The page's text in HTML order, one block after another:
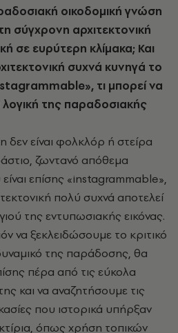
σύγχρονη αρχιτεκτονική
σε ευρύτερη κλίμακα; Και
συχνά κυνηγά το
τι μπορεί να
λογική της παραδοσιακής
είναι φολκλόρ ή στείρα
ζωντανό απόθεμα
επίσης «instagrammable»,
πολύ συχνά αποτελεί
της εντυπωσιακής εικόνας.
να ξεκλειδώσουμε το κριτικό
της παράδοσης, θα
πέρα από τις εύκολα
και να αναζητήσουμε τις
που ιστορικά υπήρξαν
όπως χρήση τοπικών